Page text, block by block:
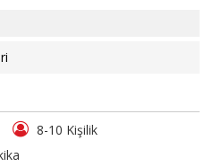
8-10 Kişilik